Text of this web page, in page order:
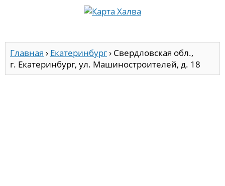
Главная › Екатеринбург› Свердловская обл.,
г. Екатеринбург, ул. Машиностроителей, д. 18